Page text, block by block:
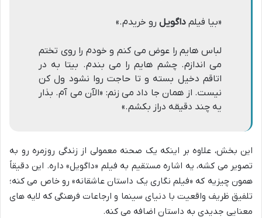
«بیا فیلم داگویل رو خریدم.»
لباس هایم را عوض مى کنم و خودم را روى تختم
مى اندازم. چشم هایم را مى بندم. بیتا به در
اتاقم دخیل بسته و تا حاجت روا نشود ول کن
نیست. از همان جا داد مى زنم: «الآن مى آم. بذار
یه چند دقیقه دراز بکشم.»
این بخش، علاوه بر اینکه یک صحنه معمولی از زندگی روزمره رو به
تصویر می کشه، یه اشاره مستقیم به فیلم «داگویل» داره. این دقیقاً
همون چیزیه که «فیلم نگاری یک داستان عاشقانه» رو خاص می کنه؛
تلفیق ظریف واقعیت با دنیای سینما و ارجاعات فرهنگی که لایه های
معنایی جدیدی به داستان اضافه می کنه.